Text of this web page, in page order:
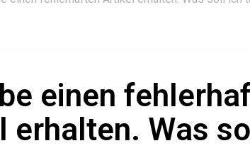
einen
erhalten. Was